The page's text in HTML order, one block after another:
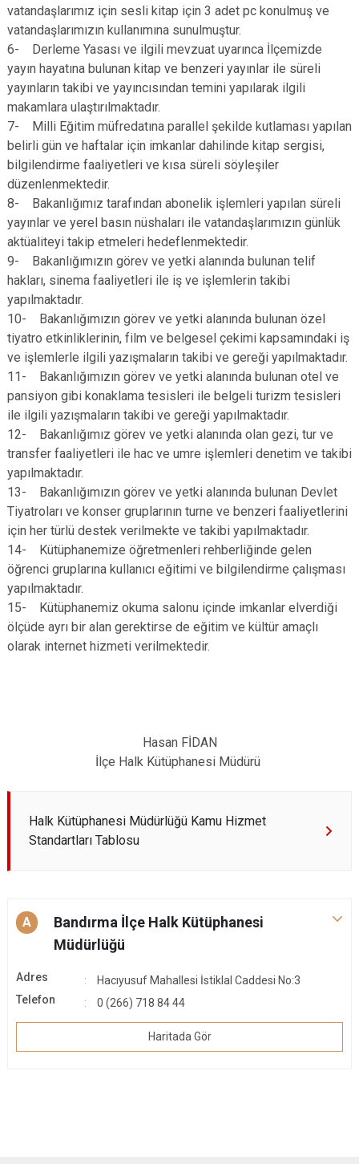
vatandaşlarımız için sesli kitap için 3 adet pc konulmuş ve
vatandaşlarımızın kullanımına sunulmuştur.
6- Derleme Yasası ve ilgili mevzuat uyarınca İlçemizde
yayın hayatına bulunan kitap ve benzeri yayınlar ile süreli
yayınların takibi ve yayıncısından temini yapılarak ilgili
makamlara ulaştırılmaktadır.
7- Milli Eğitim müfredatına parallel şekilde kutlaması yapılan
belirli gün ve haftalar için imkanlar dahilinde kitap sergisi,
bilgilendirme faaliyetleri ve kısa süreli söyleşiler
düzenlenmektedir.
8- Bakanlığımız tarafından abonelik işlemleri yapılan süreli
yayınlar ve yerel basın nüshaları ile vatandaşlarımızın günlük
aktüaliteyi takip etmeleri hedeflenmektedir.
9- Bakanlığımızın görev ve yetki alanında bulunan telif
hakları, sinema faaliyetleri ile iş ve işlemlerin takibi
yapılmaktadır.
10- Bakanlığımızın görev ve yetki alanında bulunan özel
tiyatro etkinliklerinin, film ve belgesel çekimi kapsamındaki iş
ve işlemlerle ilgili yazışmaların takibi ve gereği yapılmaktadır.
11- Bakanlığımızın görev ve yetki alanında bulunan otel ve
pansiyon gibi konaklama tesisleri ile belgeli turizm tesisleri
ile ilgili yazışmaların takibi ve gereği yapılmaktadır.
12- Bakanlığımız görev ve yetki alanında olan gezi, tur ve
transfer faaliyetleri ile hac ve umre işlemleri denetim ve takibi
yapılmaktadır.
13- Bakanlığımızın görev ve yetki alanında bulunan Devlet
Tiyatroları ve konser gruplarının turne ve benzeri faaliyetlerini
için her türlü destek verilmekte ve takibi yapılmaktadır.
14- Kütüphanemize öğretmenleri rehberliğinde gelen
öğrenci gruplarına kullanıcı eğitimi ve bilgilendirme çalışması
yapılmaktadır.
15- Kütüphanemiz okuma salonu içinde imkanlar elverdiği
ölçüde ayrı bir alan gerektirse de eğitim ve kültür amaçlı
olarak internet hizmeti verilmektedir.
Hasan FİDAN
İlçe Halk Kütüphanesi Müdürü
Halk Kütüphanesi Müdürlüğü Kamu Hizmet
Standartları Tablosu
A
Bandırma İlçe Halk Kütüphanesi
Müdürlüğü
Adres
Hacıyusuf Mahallesi İstiklal Caddesi No:3
Telefon
0 (266) 718 84 44
Haritada Gör